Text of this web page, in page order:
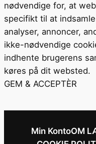
nødvendige for, at
specifikt til at
analyser, annoncer,
ikke-nødvendige
indhente brugerens
køres på dit websted.
GEM & ACCEPTÈR
Min KontoOM